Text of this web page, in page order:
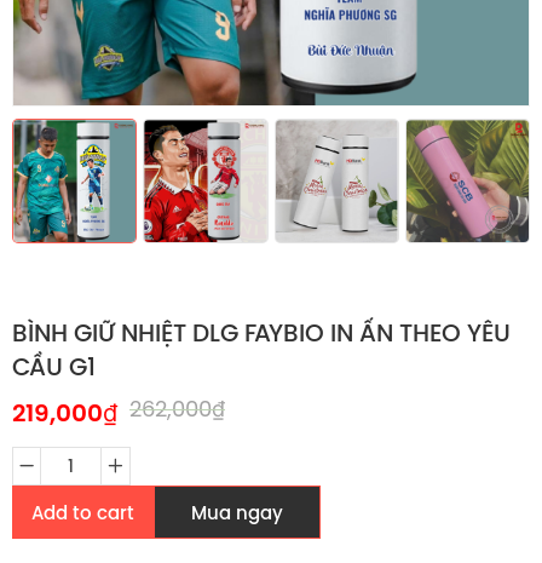
BÌNH GIỮ NHIỆT DLG FAYBIO IN ẤN THEO YÊU
CẦU G1
262,000₫
219,000₫
Add to cart Mua ngay